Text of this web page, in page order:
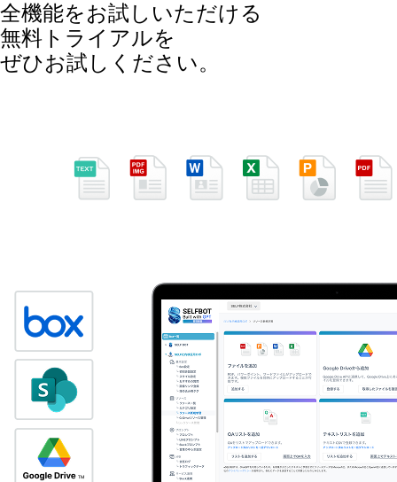
全機能をお試しいただける
無料トライアルを
ぜひお試しください。